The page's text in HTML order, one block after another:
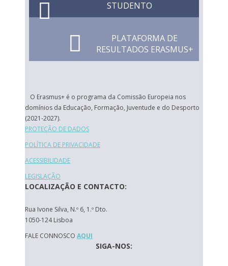
STUDENTO
PLATAFORMA DE
RESULTADOS ERASMUS+
O Erasmus+ é o programa da Comissão Europeia nos
domínios da Educação, Formação, Juventude e do Desporto
(2021-2027).
PROTEÇÃO DE DADOS
POLÍTICA DE PRIVACIDADE
ACESSIBILIDADE
LEGISLAÇÃO
LOCALIZAÇÃO E CONTACTO:
Rua Ivone Silva, N.º 6, 1.º Dto.
1050-124 Lisboa
FALE CONNOSCO AQUI
SIGA-NOS: